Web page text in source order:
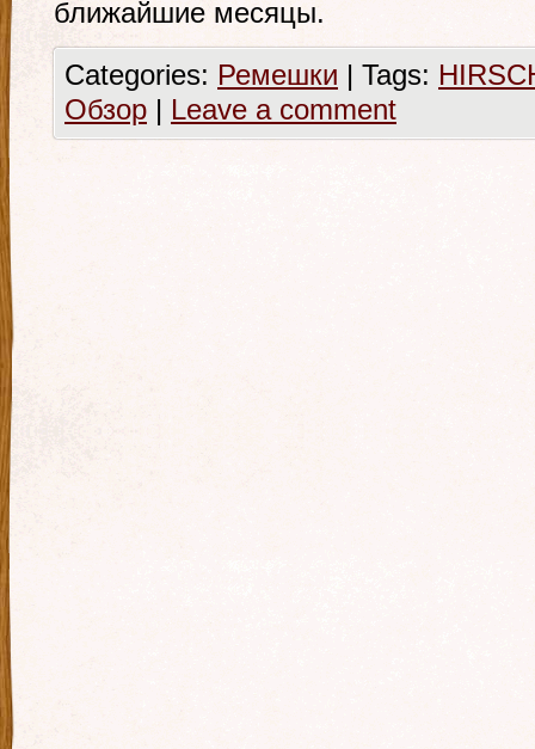
ближайшие месяцы.
Categories: Ремешки | Tags:
Обзор | Leave a comment